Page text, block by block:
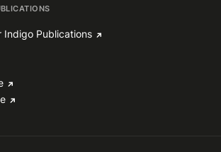
Indigo Publications